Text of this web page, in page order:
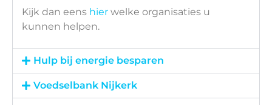
Kijk dan eens hier welke organisaties u
kunnen helpen.
Hulp bij energie besparen
Voedselbank Nijkerk